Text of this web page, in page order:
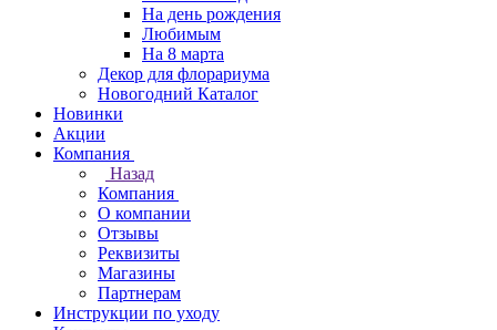
На день рождения
Любимым
На 8 марта
Декор для флорариума
Новогодний Каталог
Новинки
Акции
Компания
Назад
Компания
О компании
Отзывы
Реквизиты
Магазины
Партнерам
Инструкции по уходу